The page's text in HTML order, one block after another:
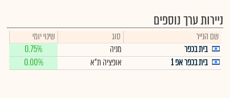
ניירות ערך נוספים
שם הנייר סוג
שינוי יומי
בית בכפר
מניה
0.75%
בית בכפר אפ 1
אופציה ת"א 0.00%